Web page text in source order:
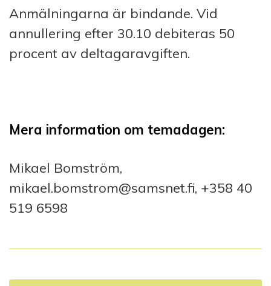
Anmälningarna är bindande. Vid
annullering efter 30.10 debiteras 50
procent av deltagaravgiften.
Mera information om temadagen:
Mikael Bomström,
mikael.bomstrom@samsnet.fi, +358 40
519 6598